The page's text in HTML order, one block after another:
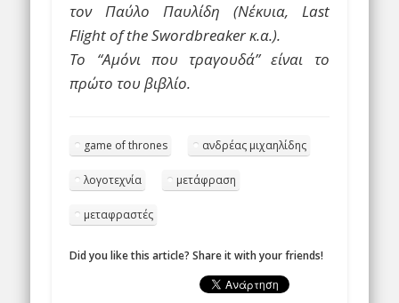
τον Παύλο Παυλίδη (Νέκυια, Last
Flight of the Swordbreaker κ.α.).
Το “Αμόνι που τραγουδά” είναι το
πρώτο του βιβλίο.
game of thrones ανδρέας μιχαηλίδης
λογοτεχνία μετάφραση
μεταφραστές
Did you like this article? Share it with your friends!